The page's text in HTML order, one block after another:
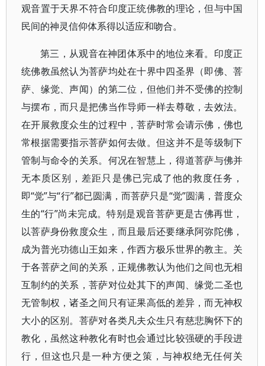
观音置于天界不符合印度正统佛教的理论，但与中国
民间的神灵信仰体系得以适应和吻合。
第三，从观音在神团体系中的地位来看。印度正
统佛教虽然认为菩萨均处在十界中四圣界（即佛、菩
萨、缘觉、声闻）的第二位，但他们并不受佛的控制
与摆布，而只是把佛当作导师一样去尊敬，去效法。
在开展救度众生的过程中，菩萨时常会请示佛，佛也
常根据需要指示菩萨如何去做。但这并不是等级制下
管制与命令的关系。何况在智慧上，得道菩萨与佛并
无本质区别，差距只是佛已完成了他的救度任务，
即“觉”与“行”都已圆满，而菩萨只是“觉”圆满，普度众
生的“行”尚未完成。特别是观音菩萨更是古佛再世，
以菩萨身份救度众生，而且最后还要继承阿弥陀佛，
成为普光功德山王如来，作西方极乐世界的教主。关
于各菩萨之间的关系，正规佛教认为他们之间也无相
互制约的关系，菩萨对位处其下的声闻、缘觉二圣也
无管制权，诸圣之间只有证果高低的差异，而无神权
大小的区别。菩萨对各类凡夫众生只有慈悲胸怀下的
教化，虽然这种教化有时也会通过比较强硬的手段进
行，但这也只是一种方便之策，与神权绝无任何关